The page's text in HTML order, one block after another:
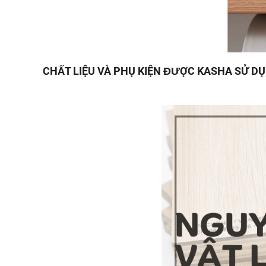
CHẤT LIỆU VÀ PHỤ KIỆN ĐƯỢC KASHA SỬ